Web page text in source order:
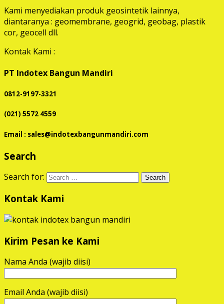
Kami menyediakan produk geosintetik lainnya,
diantaranya : geomembrane, geogrid, geobag, plastik
cor, geocell dll.
Kontak Kami :
PT Indotex Bangun Mandiri
0812-9197-3321
(021) 5572 4559
Email : sales@indotexbangunmandiri.com
Search
Search for:
Kontak Kami
Kirim Pesan ke Kami
Nama Anda (wajib diisi)
Email Anda (wajib diisi)